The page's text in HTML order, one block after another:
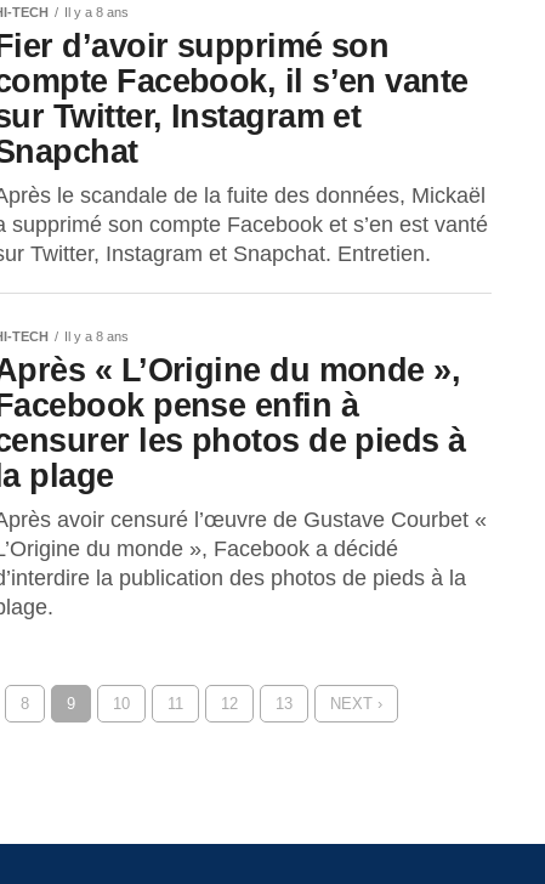
TECH Il y a 8 ans
d’avoir supprimé son
Facebook, il s’en vante
Twitter, Instagram et
le scandale de la fuite des données, Mickaël
supprimé son compte Facebook et s’en est vanté
Twitter, Instagram et Snapchat. Entretien.
TECH Il y a 8 ans
« L’Origine du monde »,
pense enfin à
les photos de pieds à
plage
avoir censuré l’œuvre de Gustave Courbet «
du monde », Facebook a décidé
la publication des photos de pieds à la
8 9 10 11 12 13 NEXT ›